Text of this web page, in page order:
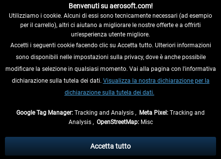
RECEDERE DAL CONTRATTO
INFORMAZIONI
eventualmente le spese di spedizione, se non diversamente descritto.
** Riguarda le spedizioni al di fuori della Germania, i tempi di consegna per le
Benvenuti su aerosoft.com!
Utilizziamo i cookie. Alcuni di essi sono tecnicamente necessari (ad esempio
per il carrello), altri ci aiutano a migliorare le nostre offerte e a offrirti
un'esperienza utente migliore.
Accetti i seguenti cookie facendo clic su Accetta tutto. Ulteriori informazioni
sono disponibili nelle impostazioni sulla privacy, dove è anche possibile
modificare la selezione in qualsiasi momento. Vai alla pagina con l'informativa
dichiarazione sulla tutela dei dati. Visualizza la nostra dichiarazione per la
dichiarazione sulla tutela dei dati.
Google Tag Manager: Tracking and Analysis , Meta Pixel: Tracking and
Analysis , OpenStreetMap:Misc
Accetta tutto